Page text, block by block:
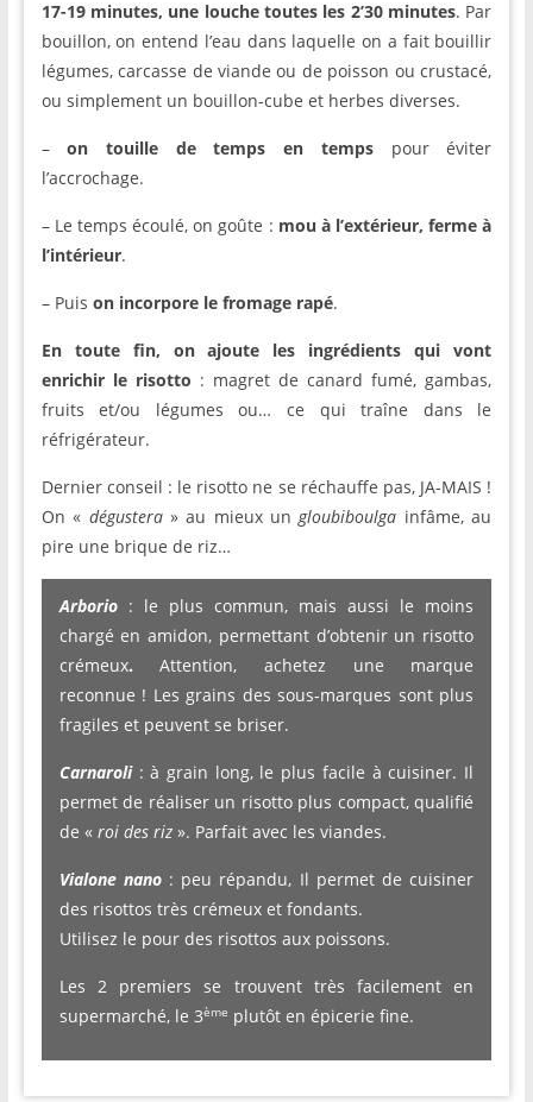
17-19 minutes, une louche toutes les 2’30 minutes. Par
bouillon, on entend l’eau dans laquelle on a fait bouillir
légumes, carcasse de viande ou de poisson ou crustacé,
ou simplement un bouillon-cube et herbes diverses.
–on touille de temps en tempspour éviter
l’accrochage.
– Le temps écoulé, on goûte : mou à l’extérieur, ferme à
l’intérieur.
– Puis on incorpore le fromage rapé.
En toute fin, on ajoute les ingrédients qui vont
enrichir le risotto : magret de canard fumé, gambas,
fruits et/ou légumes ou… ce qui traîne dans le
réfrigérateur.
Dernier conseil : le risotto ne se réchauffe pas, JA-MAIS !
On « dégustera » au mieux ungloubiboulga infâme, au
pire une brique de riz…
Arborio : le plus commun, mais aussi le moins
chargé en amidon, permettant d’obtenir un risotto
crémeux.Attention, achetez une marque
reconnue ! Les grains des sous-marques sont plus
fragiles et peuvent se briser.
Carnaroli : à grain long, le plus facile à cuisiner. Il
permet de réaliser un risotto plus compact, qualifié
de « roi des riz ». Parfait avec les viandes.
Vialone nano : peu répandu, Il permet de cuisiner
des risottos très crémeux et fondants.
Utilisez le pour des risottos aux poissons.
Les 2 premiers se trouvent très facilement en
supermarché, le 3ème plutôt en épicerie fine.